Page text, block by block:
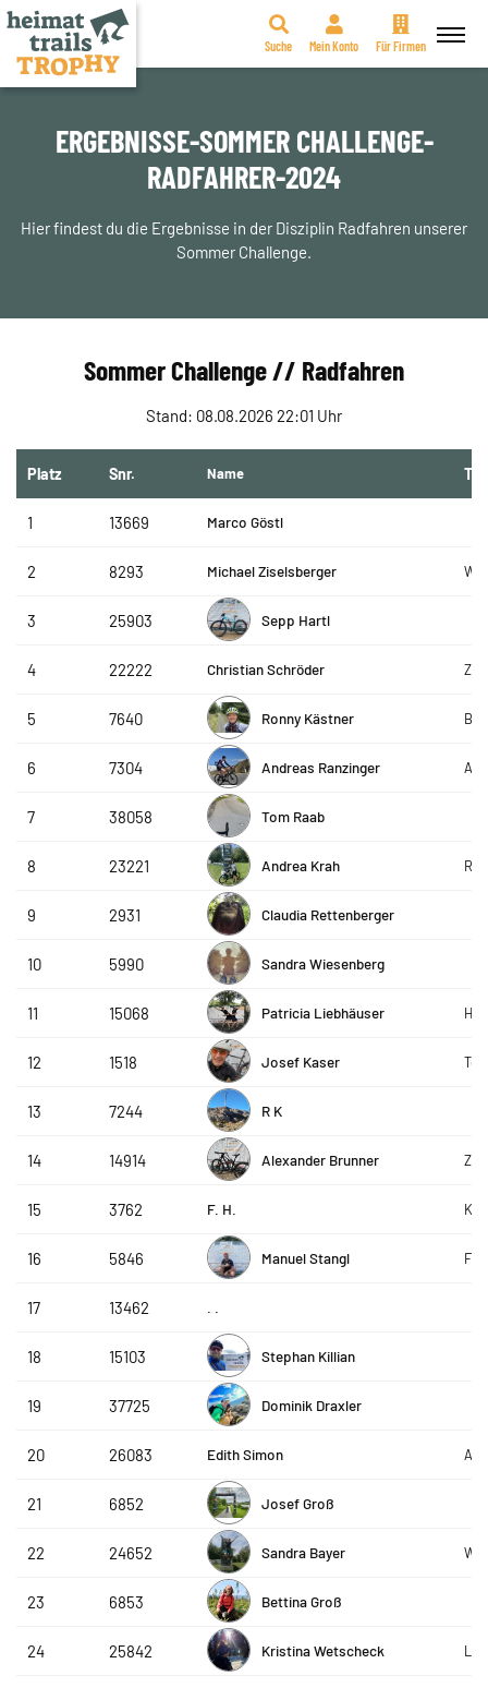
Zum
springen
Suche Mein Konto Für Firmen
ERGEBNISSE-SOMMER CHALLENGE-
RADFAHRER-2024
Hier findest du die Ergebnisse in der Disziplin Radfahren unserer
Sommer Challenge.
Sommer Challenge // Radfahren
Stand: 08.08.2026 22:01 Uhr
Platz Snr. Name
1 13669 Marco Göstl
2 8293 Michael Ziselsberger
3 25903 Sepp Hartl
4 22222 Christian Schröder
5 7640 Ronny Kästner
6 7304 Andreas Ranzinger
7 38058 Tom Raab
8 23221 Andrea Krah
9 2931 Claudia Rettenberger
10 5990 Sandra Wiesenberg
11 15068 Patricia Liebhäuser
12 1518 Josef Kaser
13 7244 R K
14 14914 Alexander Brunner ZF
15 3762 F. H.
16 5846 Manuel Stangl FC
17 13462
18 15103 Stephan Killian
19 37725 Dominik Draxler
20 26083 Edith Simon
21 6852 Josef Groß
22 24652 Sandra Bayer
23 6853 Bettina Groß
24 25842 Kristina Wetscheck